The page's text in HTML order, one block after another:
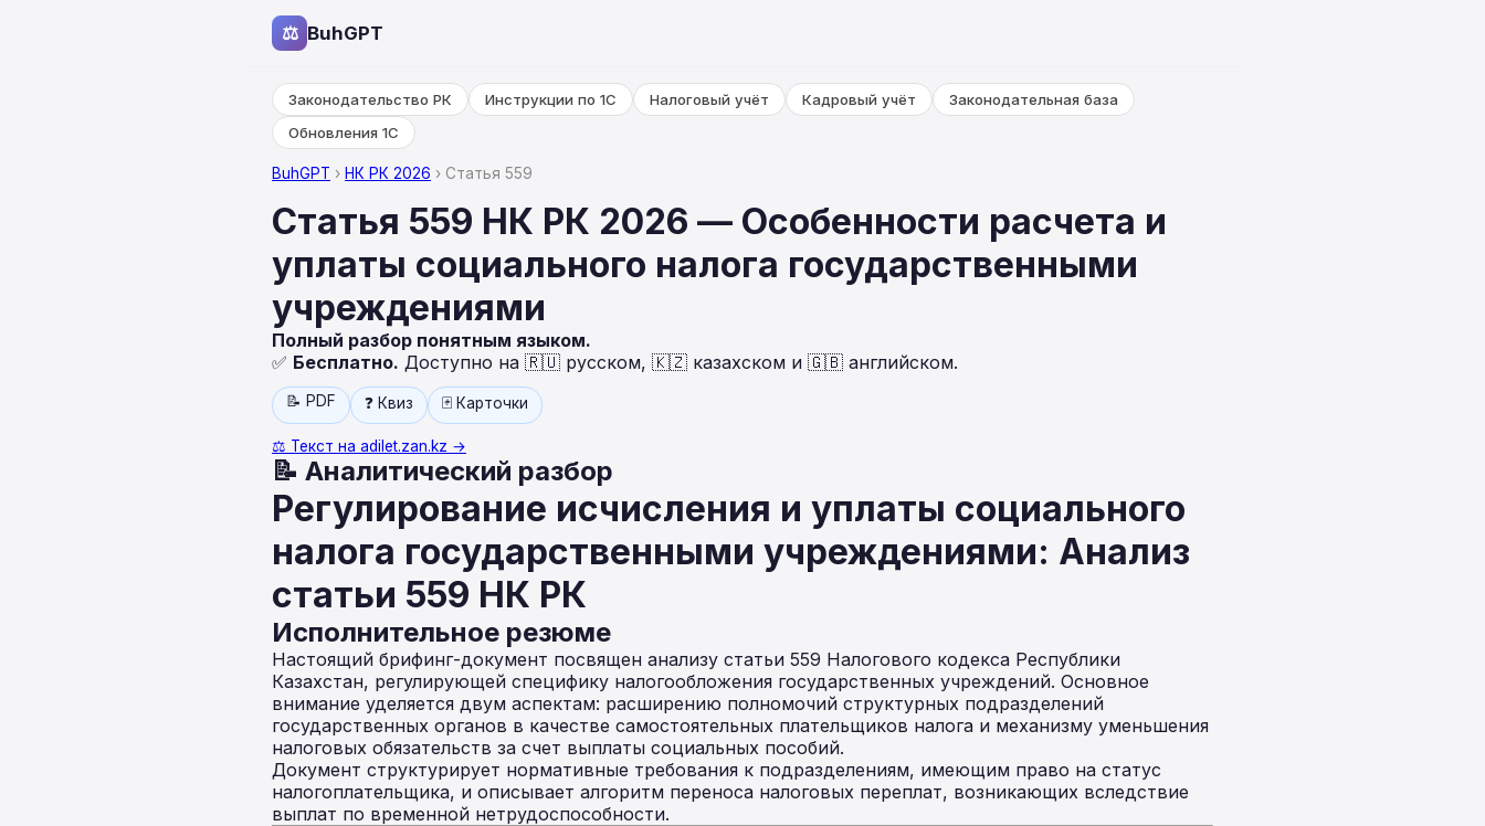
⚖ BuhGPT
Законодательство РК Инструкции по 1С Налоговый учёт Кадровый учёт
Законодательная база
Обновления 1С
BuhGPT › НК РК 2026 › Статья 559
Статья 559 НК РК 2026 — Особенности расчета и
уплаты социального налога государственными
учреждениями
Полный разбор понятным языком.
✅ Бесплатно. Доступно на 🇷🇺 русском, 🇰🇿 казахском и 🇬🇧 английском.
📝 PDF ❓ Квиз 🃏 Карточки
⚖️ Текст на adilet.zan.kz →
📝 Аналитический разбор
Регулирование исчисления и уплаты социального
налога государственными учреждениями: Анализ
статьи 559 НК РК
Исполнительное резюме
Настоящий брифинг-документ посвящен анализу статьи 559 Налогового кодекса Республики
Казахстан, регулирующей специфику налогообложения государственных учреждений. Основное
внимание уделяется двум аспектам: расширению полномочий структурных подразделений
государственных органов в качестве самостоятельных плательщиков налога и механизму уменьшения
налоговых обязательств за счет выплаты социальных пособий.
Документ структурирует нормативные требования к подразделениям, имеющим право на статус
налогоплательщика, и описывает алгоритм переноса налоговых переплат, возникающих вследствие
выплат по временной нетрудоспособности.